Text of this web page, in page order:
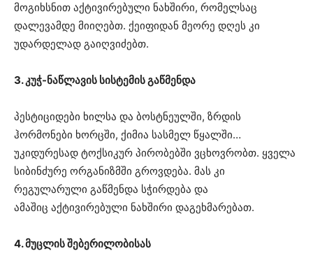
მოგიხსნით აქტივირებული ნახშირი, რომელსაც
დალევამდე მიიღებთ. ქეიფიდან მეორე დღეს კი
უდარდელად გაიღვიძებთ.
3. კუჭ-ნაწლავის სისტემის გაწმენდა
პესტიციდები ხილსა და ბოსტნეულში, ზრდის
ჰორმონები ხორცში, ქიმია სასმელ წყალში…
უკიდურესად ტოქსიკურ პირობებში ვცხოვრობთ. ყველა
სიბინძურე ორგანიზმში გროვდება. მას კი
რეგულარული გაწმენდა სჭირდება და
ამაშიც აქტივირებული ნახშირი დაგეხმარებათ.
4. მუცლის შებერილობისას